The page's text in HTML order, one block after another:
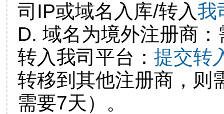
司IP或域名入库/转入我
D. 域名为境外注册商
转入我司平台： 提交转
转移到其他注册商，则
需要7天）。